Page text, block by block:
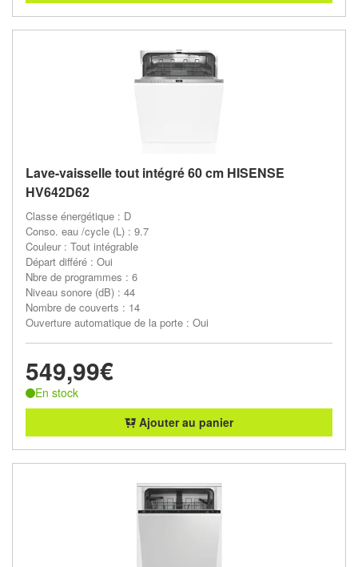
Lave-vaisselle tout intégré 60 cm HISENSE
HV642D62
Classe énergétique : D
Conso. eau /cycle (L) : 9.7
Couleur : Tout intégrable
Départ différé : Oui
Nbre de programmes : 6
Niveau sonore (dB) : 44
Nombre de couverts : 14
Ouverture automatique de la porte : Oui
549,99€
En stock
Ajouter au panier